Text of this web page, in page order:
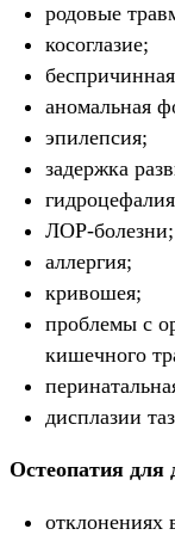
родовые
косоглазие;
аномальная
эпилепсия;
задержка
ЛОР-болезни;
аллергия;
кривошея;
проблемы с
кишечного
дисплазии
Остеопатия для
отклонениях